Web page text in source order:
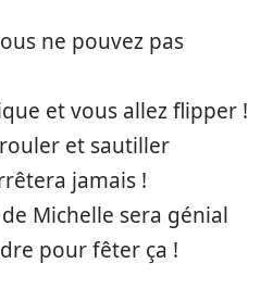
ne pouvez pas
et vous allez flipper !
et sautiller
jamais !
Michelle sera génial
pour fêter ça !